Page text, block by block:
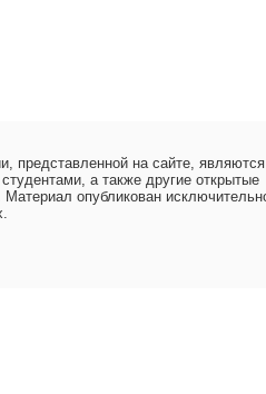
представленной на сайте, являются
а также другие открытые
опубликован